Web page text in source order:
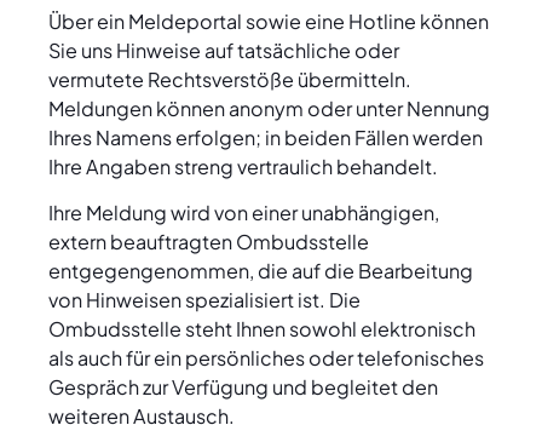
Über ein Meldeportal sowie eine Hotline können
Sie uns Hinweise auf tatsächliche oder
vermutete Rechtsverstöße übermitteln.
Meldungen können anonym oder unter Nennung
Ihres Namens erfolgen; in beiden Fällen werden
Ihre Angaben streng vertraulich behandelt.
Ihre Meldung wird von einer unabhängigen,
extern beauftragten Ombudsstelle
entgegengenommen, die auf die Bearbeitung
von Hinweisen spezialisiert ist. Die
Ombudsstelle steht Ihnen sowohl elektronisch
als auch für ein persönliches oder telefonisches
Gespräch zur Verfügung und begleitet den
weiteren Austausch.